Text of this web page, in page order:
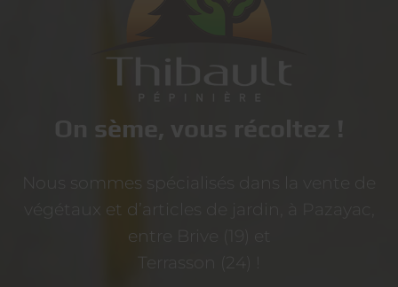
On sème, vous récoltez !
Nous sommes spécialisés dans la vente de
végétaux et d’articles de jardin, à Pazayac,
entre Brive (19) et
Terrasson (24) !